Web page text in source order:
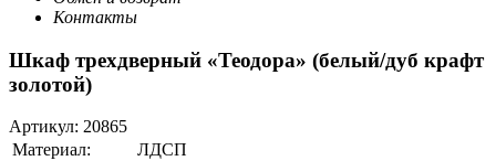
Контакты
Шкаф трехдверный «Теодора» (белый/дуб крафт
золотой)
Артикул: 20865
Материал:
ЛДСП